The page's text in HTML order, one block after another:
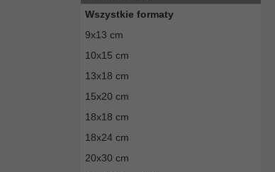
Wszystkie formaty
9x13 cm
10x15 cm
13x18 cm
15x20 cm
18x18 cm
18x24 cm
20x30 cm